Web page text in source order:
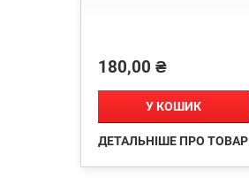
Ціна
180,00 ₴

У КОШИК
ДЕТАЛЬНІШЕ ПРО ТОВАР